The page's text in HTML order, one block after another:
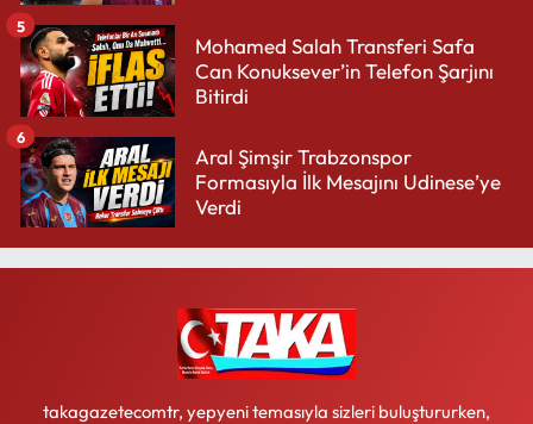
Mohamed Salah Transferi Safa
Can Konuksever’in Telefon Şarjını
Bitirdi
5
Aral Şimşir Trabzonspor
Formasıyla İlk Mesajını Udinese’ye
Verdi
6
takagazetecomtr, yepyeni temasıyla sizleri buluştururken,